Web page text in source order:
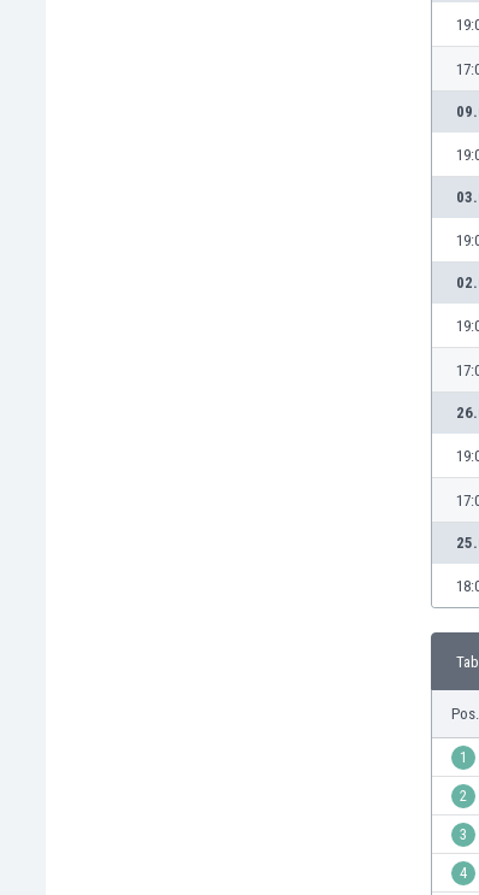
Pos.
1
2
3
4